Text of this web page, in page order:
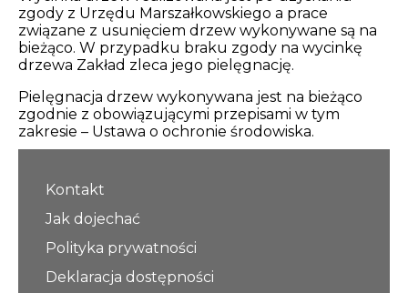
Prawo
zgody z Urzędu Marszałkowskiego a prace
związane z usunięciem drzew wykonywane są na
bieżąco. W przypadku braku zgody na wycinkę
drzewa Zakład zleca jego pielęgnację.
Pielęgnacja drzew wykonywana jest na bieżąco
zgodnie z obowiązującymi przepisami w tym
zakresie – Ustawa o ochronie środowiska.
Kontakt
Jak dojechać
Polityka prywatności
Deklaracja dostępności